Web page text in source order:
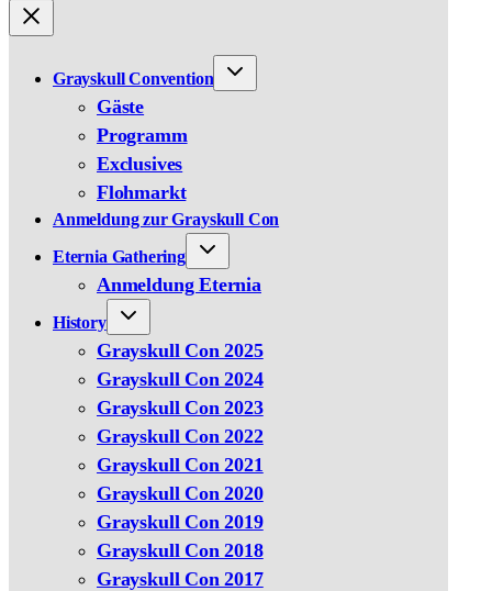
Grayskull Convention
Gäste
Programm
Exclusives
Flohmarkt
Anmeldung zur Grayskull Con
Eternia Gathering
Anmeldung Eternia
History
Grayskull Con 2025
Grayskull Con 2024
Grayskull Con 2023
Grayskull Con 2022
Grayskull Con 2021
Grayskull Con 2020
Grayskull Con 2019
Grayskull Con 2018
Grayskull Con 2017